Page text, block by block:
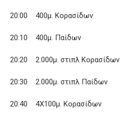
20:00 400μ. Κορασίδων
20:10 400μ. Παίδων
20:20 2.000μ. στιπλ Κορασίδων
20:30 2.000μ. στιπλ Παίδων
20:40 4Χ100μ. Κορασίδων